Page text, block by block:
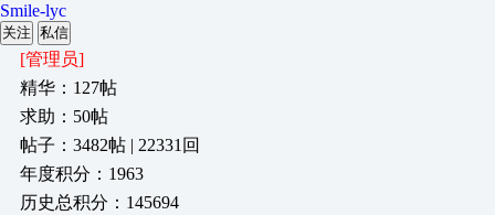
Smile-lyc
关注 私信
[管理员]
精华：127帖
求助：50帖
帖子：3482帖 | 22331回
年度积分：1963
历史总积分：145694